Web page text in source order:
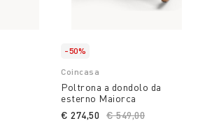
-50%
Coincasa
Poltrona a dondolo da
esterno Maiorca
Price reduced from
€ 549,00
€ 274,50